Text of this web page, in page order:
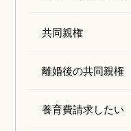
共同親権
離婚後の共同親権
養育費請求したい